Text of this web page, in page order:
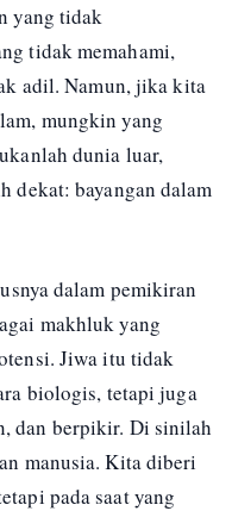
yang tidak
tidak memahami,
adil. Namun, jika kita
mungkin yang
dunia luar,
dekat: bayangan dalam
dalam pemikiran
makhluk yang
Jiwa itu tidak
biologis, tetapi juga
dan berpikir. Di sinilah
manusia. Kita diberi
pada saat yang